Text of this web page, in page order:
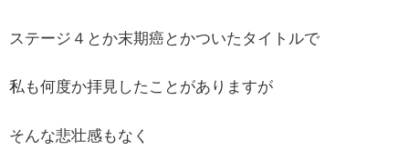
ステージ４とか末期癌とかついたタイトルで
私も何度か拝見したことがありますが
そんな悲壮感もなく